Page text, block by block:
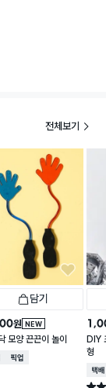
전체보기
담기
NEW
원
모양 끈끈이 놀이
송매장픽업
DIY
형
택배